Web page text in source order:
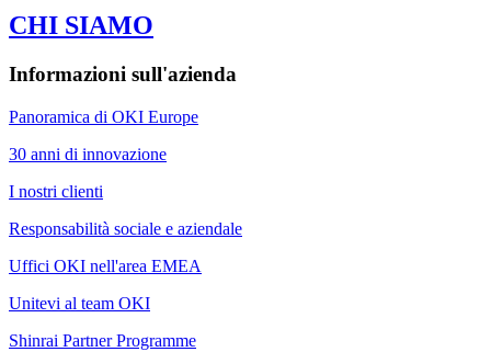
CHI SIAMO
Informazioni sull'azienda
Panoramica di OKI Europe
30 anni di innovazione
I nostri clienti
Responsabilità sociale e aziendale
Uffici OKI nell'area EMEA
Unitevi al team OKI
Shinrai Partner Programme